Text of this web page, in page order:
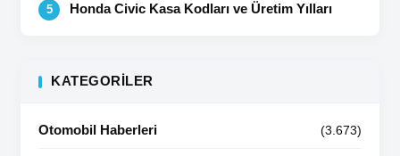
Honda Civic Kasa Kodları ve Üretim Yılları
KATEGORILER
Otomobil Haberleri (3.673)